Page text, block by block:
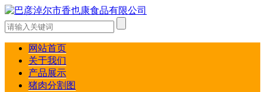
网站首页
关于我们
产品展示
猪肉分割图